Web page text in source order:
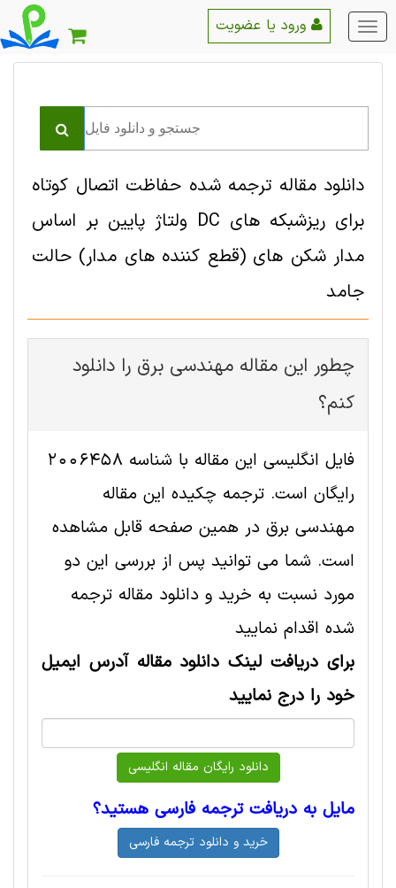
منو
اصلی
دانلود مقاله ترجمه شده حفاظت اتصال کوتاه
برای ریزشبکه های DC ولتاژ پایین بر اساس
مدار شکن های (قطع کننده های مدار) حالت
جامد
چطور این مقاله مهندسی برق را دانلود
کنم؟
فایل انگلیسی این مقاله با شناسه 2006458
رایگان است. ترجمه چکیده این مقاله
مهندسی برق در همین صفحه قابل مشاهده
است. شما می توانید پس از بررسی این دو
مورد نسبت به خرید و دانلود مقاله ترجمه
شده اقدام نمایید
برای دریافت لینک دانلود مقاله آدرس ایمیل
خود را درج نمایید
مایل به دریافت ترجمه فارسی هستید؟